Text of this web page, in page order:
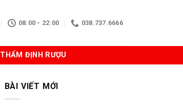
08:00 - 22:00 038.737.6666
THẨM ĐỊNH RƯỢU
BÀI VIẾT MỚI